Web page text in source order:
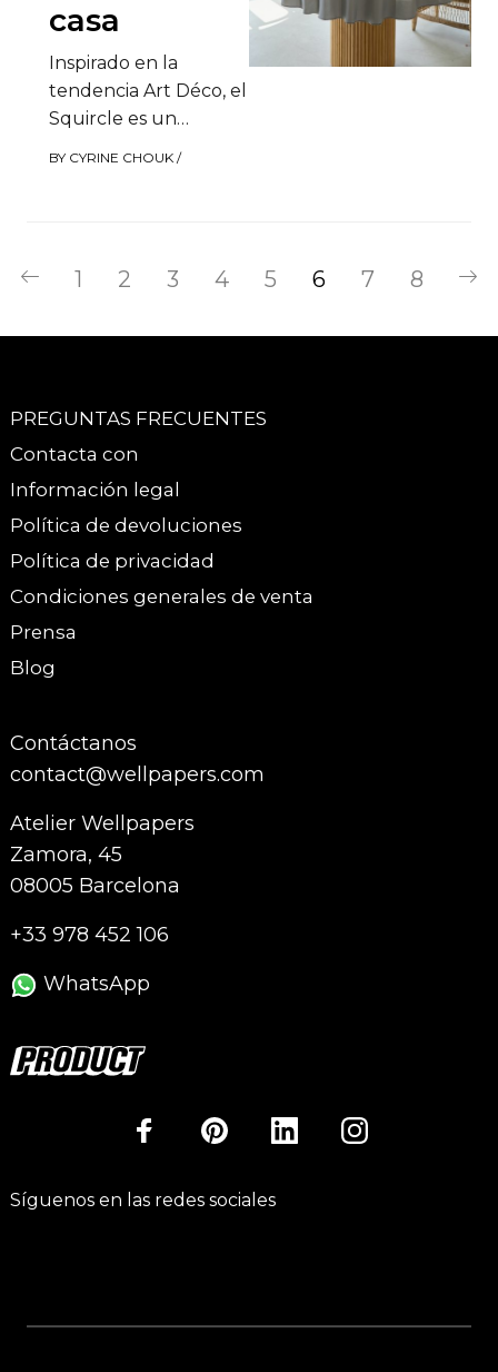
casa
Inspirado en la
tendencia Art Déco, el
Squircle es un
BY CYRINE CHOUK /
1 2 3 4 5 6 7 8
PREGUNTAS FRECUENTES
Contacta con
Información legal
Política de devoluciones
Política de privacidad
Condiciones generales de venta
Prensa
Blog
Contáctanos
contact@wellpapers.com
Atelier Wellpapers
Zamora, 45
08005 Barcelona
+33 978 452 106
WhatsApp
Síguenos en las redes sociales